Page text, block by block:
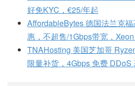
好免KYC，€25/年起
AffordableBytes 德国法兰克
惠，不超售/1Gbps带宽，
TNAHosting 美国芝加哥
限量补货，4Gbps 免费 DDoS